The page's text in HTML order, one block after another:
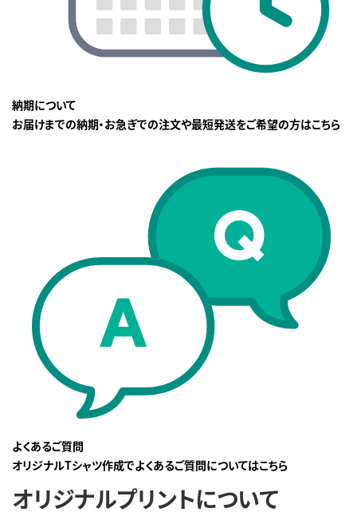
納期について
お届けまでの納期・お急ぎでの注文や最短発送をご希望の方はこちら
よくあるご質問
オリジナルTシャツ作成でよくあるご質問についてはこちら
オリジナルプリントについて